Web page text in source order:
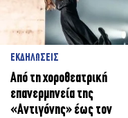
ΕΚΔΗΛΩΣΕΙΣ
Από τη χοροθεατρική
επανερμηνεία της
«Αντιγόνης» έως τον